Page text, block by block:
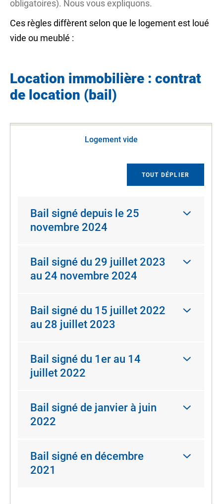
obligatoires). Nous vous expliquons.
Ces règles diffèrent selon que le logement est loué
vide ou meublé :
Location immobilière : contrat
de location (bail)
Logement vide
TOUT DÉPLIER
Bail signé depuis le 25
novembre 2024
Bail signé du 29 juillet 2023
au 24 novembre 2024
Bail signé du 15 juillet 2022
au 28 juillet 2023
Bail signé du 1er au 14
juillet 2022
Bail signé de janvier à juin
2022
Bail signé en décembre
2021